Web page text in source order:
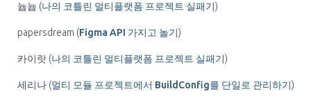
늅늅 (나의 코틀린 멀티플랫폼 프로젝트 실패기)
papersdream (Figma API 가지고 놀기)
카이랏 (나의 코틀린 멀티플랫폼 프로젝트 실패기)
세리나 (멀티 모듈 프로젝트에서 BuildConfig를 단일로 관리하기)